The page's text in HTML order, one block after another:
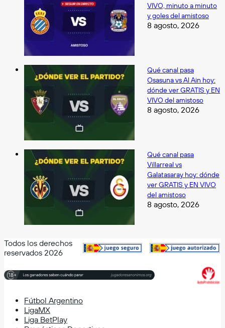
VIVO, minuto a minuto
y goles del amistoso
8 agosto, 2026
Qué canal pasa
Osasuna vs Al Ain hoy:
dónde ver GRATIS y EN
VIVO del amistoso
8 agosto, 2026
Qué canal pasa
Villarreal vs
Galatasaray hoy: dónde
ver GRATIS y EN VIVO
del amistoso
8 agosto, 2026
Todos los derechos
reservados 2026
Fútbol Argentino
LigaMX
Liga BetPlay